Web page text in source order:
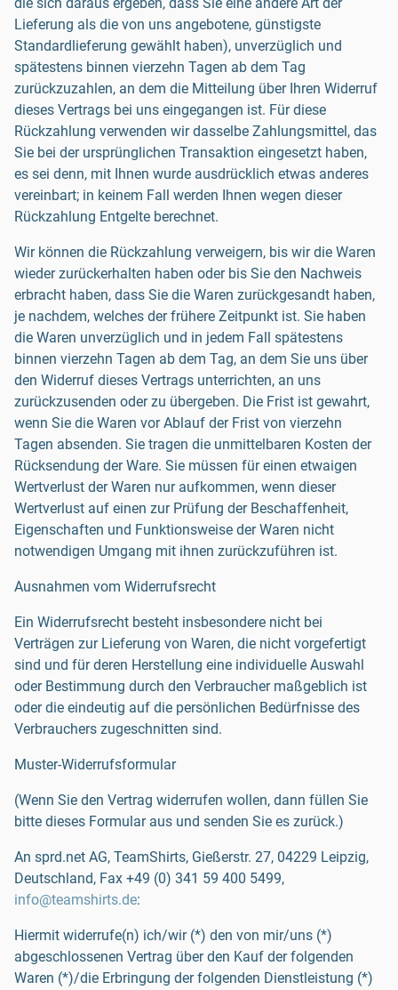
Lieferung als die von uns angebotene, günstigste
Standardlieferung gewählt haben), unverzüglich und
spätestens binnen vierzehn Tagen ab dem Tag
zurückzuzahlen, an dem die Mitteilung über Ihren Widerruf
dieses Vertrags bei uns eingegangen ist. Für diese
Rückzahlung verwenden wir dasselbe Zahlungsmittel, das
Sie bei der ursprünglichen Transaktion eingesetzt haben,
es sei denn, mit Ihnen wurde ausdrücklich etwas anderes
vereinbart; in keinem Fall werden Ihnen wegen dieser
Rückzahlung Entgelte berechnet.
Wir können die Rückzahlung verweigern, bis wir die Waren
wieder zurückerhalten haben oder bis Sie den Nachweis
erbracht haben, dass Sie die Waren zurückgesandt haben,
je nachdem, welches der frühere Zeitpunkt ist. Sie haben
die Waren unverzüglich und in jedem Fall spätestens
binnen vierzehn Tagen ab dem Tag, an dem Sie uns über
den Widerruf dieses Vertrags unterrichten, an uns
zurückzusenden oder zu übergeben. Die Frist ist gewahrt,
wenn Sie die Waren vor Ablauf der Frist von vierzehn
Tagen absenden. Sie tragen die unmittelbaren Kosten der
Rücksendung der Ware. Sie müssen für einen etwaigen
Wertverlust der Waren nur aufkommen, wenn dieser
Wertverlust auf einen zur Prüfung der Beschaffenheit,
Eigenschaften und Funktionsweise der Waren nicht
notwendigen Umgang mit ihnen zurückzuführen ist.
Ausnahmen vom Widerrufsrecht
Ein Widerrufsrecht besteht insbesondere nicht bei
Verträgen zur Lieferung von Waren, die nicht vorgefertigt
sind und für deren Herstellung eine individuelle Auswahl
oder Bestimmung durch den Verbraucher maßgeblich ist
oder die eindeutig auf die persönlichen Bedürfnisse des
Verbrauchers zugeschnitten sind.
Muster-Widerrufsformular
(Wenn Sie den Vertrag widerrufen wollen, dann füllen Sie
bitte dieses Formular aus und senden Sie es zurück.)
An sprd.net AG, TeamShirts, Gießerstr. 27, 04229 Leipzig,
Deutschland, Fax +49 (0) 341 59 400 5499,
info@teamshirts.de:
Hiermit widerrufe(n) ich/wir (*) den von mir/uns (*)
abgeschlossenen Vertrag über den Kauf der folgenden
Waren (*)/die Erbringung der folgenden Dienstleistung (*)